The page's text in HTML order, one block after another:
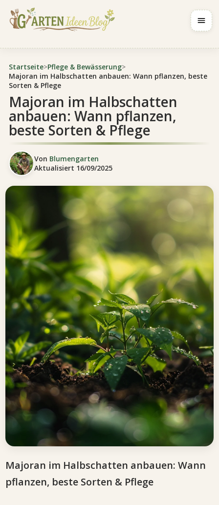
Startseite>Pflege & Bewässerung>
Majoran im Halbschatten anbauen: Wann pflanzen, beste
Sorten & Pflege
Majoran im Halbschatten
anbauen: Wann pflanzen,
beste Sorten & Pflege
Von Blumengarten
Aktualisiert 16/09/2025
Majoran im Halbschatten anbauen: Wann
pflanzen, beste Sorten & Pflege